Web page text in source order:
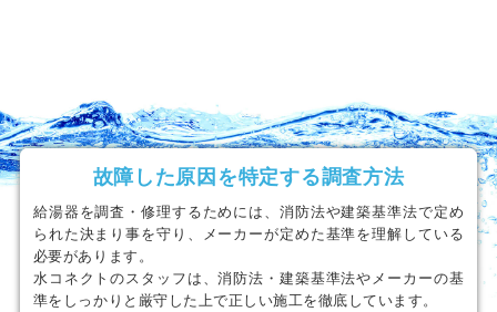
故障した原因を特定する調査方法
給湯器を調査・修理するためには、消防法や建築基準法で定め
られた決まり事を守り、メーカーが定めた基準を理解している
必要があります。
水コネクトのスタッフは、消防法・建築基準法やメーカーの基
準をしっかりと厳守した上で正しい施工を徹底しています。